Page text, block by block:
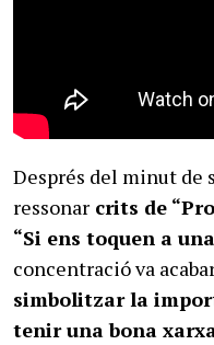
Després del minut de
ressonar crits de
“Si ens toquen a
concentració va
simbolitzar la
tenir una bona